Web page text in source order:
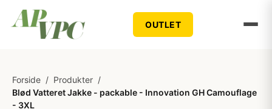
OUTLET
Forside / Produkter /
Blød Vatteret Jakke - packable - Innovation GH Camouflage
- 3XL